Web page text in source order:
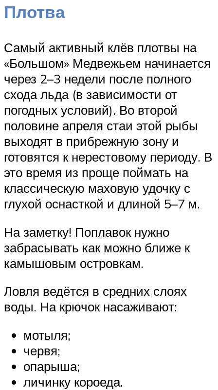
Плотва
Самый активный клёв плотвы на
«Большом» Медвежьем начинается
через 2–3 недели после полного
схода льда (в зависимости от
погодных условий). Во второй
половине апреля стаи этой рыбы
выходят в прибрежную зону и
готовятся к нерестовому периоду. В
это время из проще поймать на
классическую маховую удочку с
глухой оснасткой и длиной 5–7 м.
На заметку! Поплавок нужно
забрасывать как можно ближе к
камышовым островкам.
Ловля ведётся в средних слоях
воды. На крючок насаживают:
мотыля;
червя;
опарыша;
личинку короеда.